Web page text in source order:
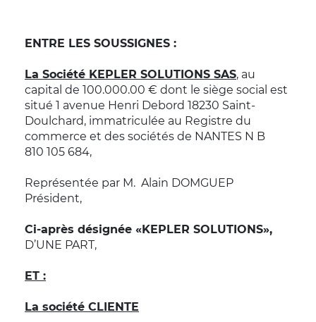
ENTRE LES SOUSSIGNES :
La Société KEPLER SOLUTIONS SAS, au
capital de 100.000.00 € dont le siège social est
situé 1 avenue Henri Debord 18230 Saint-
Doulchard, immatriculée au Registre du
commerce et des sociétés de NANTES N B
810 105 684,
Représentée par M. Alain DOMGUEP
Président,
Ci-après désignée «KEPLER SOLUTIONS»,
D’UNE PART,
ET :
La société CLIENTE